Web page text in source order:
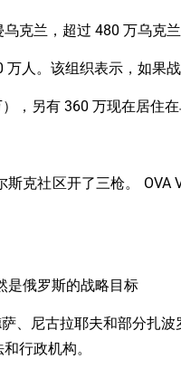
克兰，超过 480 万乌克兰
人。该组织表示，如果
，另有 360 万现在居住在
克社区开了三枪。
是俄罗斯的战略目标
、尼古拉耶夫和部分扎
行政机构。